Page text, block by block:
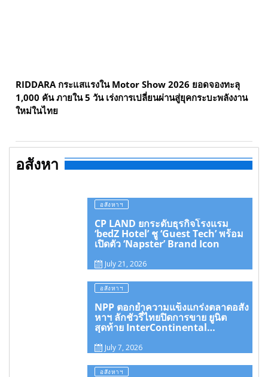
RIDDARA กระแสแรงใน Motor Show 2026 ยอดจองทะลุ
1,000 คัน ภายใน 5 วัน เร่งการเปลี่ยนผ่านสู่ยุคกระบะพลังงาน
ใหม่ในไทย
อสังหา
อสังหาฯ
CP LAND ยกระดับธุรกิจโรงแรม
‘bedZ Hotel’ ชู ‘Guest Tech’ พร้อม
เปิดตัว ‘Napster’ Brand Icon
July 21, 2026
อสังหาฯ
NPP ตอกย้ำความแข็งแกร่งตลาดอสัง
หาฯ ลักชัวรี่ไทยปิดการขาย ยูนิต
สุดท้าย InterContinental
July 7, 2026
อสังหาฯ